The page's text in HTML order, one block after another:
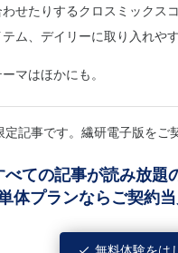
せたりするクロスミックス
ム、デイリーに取り入れや
マはほかにも。
記事です。繊研電子版をご
べての記事が読み放題
体プランならご契約当